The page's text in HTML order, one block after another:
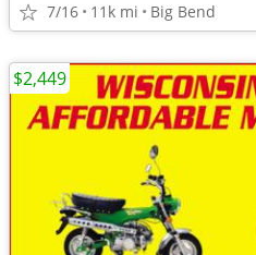
7/16 11k mi Big Bend
$2,449